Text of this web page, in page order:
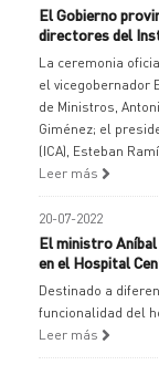
El Gobierno
directores del
La ceremonia
el vicegobernador
de Ministros,
Giménez; el
(ICA), Esteban
Leer más
20-07-2022
El ministro
en el Hospital
Destinado a
funcionalidad del
Leer más